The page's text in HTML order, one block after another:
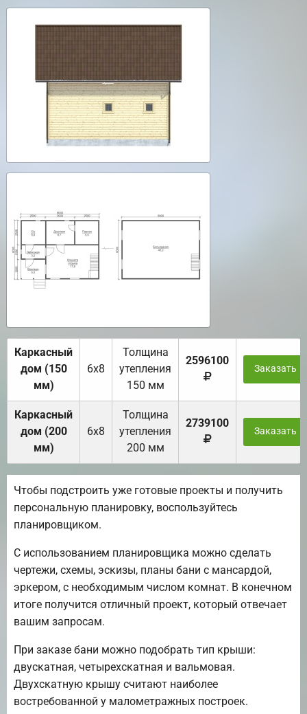
Каркасный
дом (150
мм)
6х8
Толщина
утепления
150 мм
2596100
Заказать
Каркасный
дом (200
мм)
6х8
Толщина
утепления
200 мм
2739100
Заказать
Чтобы подстроить уже готовые проекты и получить
персональную планировку, воспользуйтесь
планировщиком.
С использованием планировщика можно сделать
чертежи, схемы, эскизы, планы бани с мансардой,
эркером, с необходимым числом комнат. В конечном
итоге получится отличный проект, который отвечает
вашим запросам.
При заказе бани можно подобрать тип крыши:
двускатная, четырехскатная и вальмовая.
Двухскатную крышу считают наиболее
востребованной у малометражных построек.